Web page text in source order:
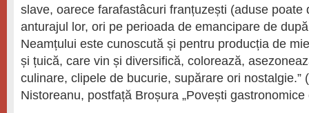
slave, oarece farafastâcuri franțuzești (aduse poate
anturajul lor, ori pe perioada de emancipare de
Neamțului este cunoscută și pentru producția de
și țuică, care vin și diversifică, colorează,
culinare, clipele de bucurie, supărare ori nostalgie.”
Nistoreanu, postfață Broșura „Povești gastronomice